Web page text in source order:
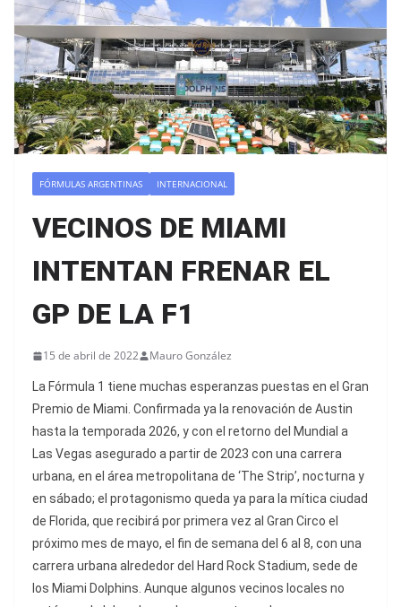
FÓRMULAS ARGENTINAS INTERNACIONAL
VECINOS DE MIAMI
INTENTAN FRENAR EL
GP DE LA F1
15 de abril de 2022 Mauro González
La Fórmula 1 tiene muchas esperanzas puestas en el Gran
Premio de Miami. Confirmada ya la renovación de Austin
hasta la temporada 2026, y con el retorno del Mundial a
Las Vegas asegurado a partir de 2023 con una carrera
urbana, en el área metropolitana de ‘The Strip’, nocturna y
en sábado; el protagonismo queda ya para la mítica ciudad
de Florida, que recibirá por primera vez al Gran Circo el
próximo mes de mayo, el fin de semana del 6 al 8, con una
carrera urbana alrededor del Hard Rock Stadium, sede de
los Miami Dolphins. Aunque algunos vecinos locales no